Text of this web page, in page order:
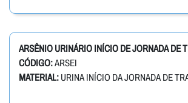
ARSÊNIO URINÁRIO INÍCIO DE JORNADA DE
CÓDIGO:ARSEI
MATERIAL: URINA INÍCIO DA JORNADA DE